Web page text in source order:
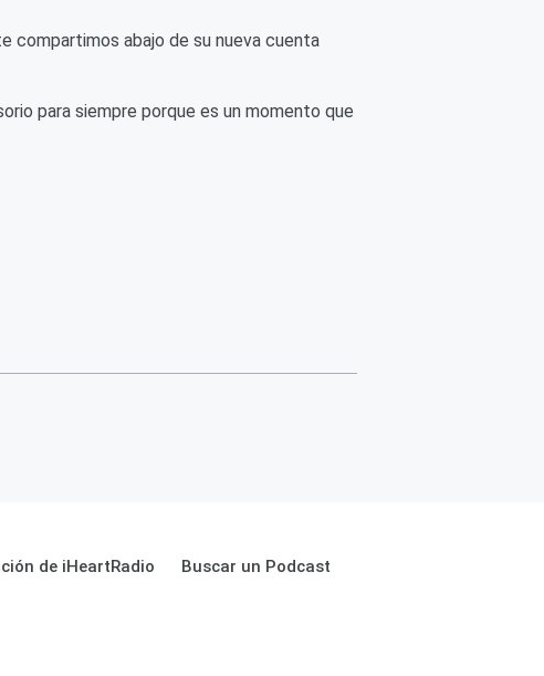
compartimos abajo de su nueva cuenta
para siempre porque es un momento que
de iHeartRadio Buscar un Podcast